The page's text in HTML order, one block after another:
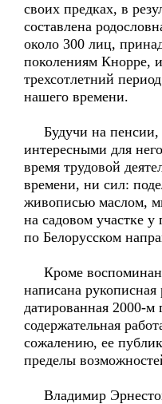
своих предках, в
составлена
около 300 лиц,
поколениям Кнорре,
трехсотлетний
нашего времени.
Будучи на пенсии,
интересными для
время трудовой
времени, ни сил:
живописью маслом,
на садовом участке
по Белорусском
Кроме
написана
датированная 2000-м
содержательная
сожалению, ее
пределы
Владимир